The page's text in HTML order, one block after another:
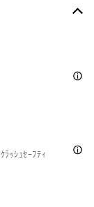
ｯｼｭｾｰﾌﾃｨ